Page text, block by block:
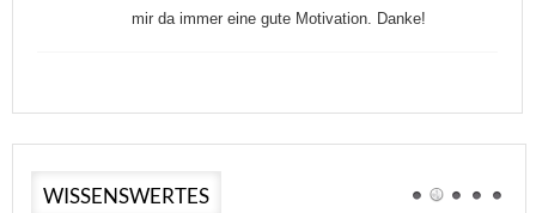
mir da immer eine gute Motivation. Danke!
WISSENSWERTES